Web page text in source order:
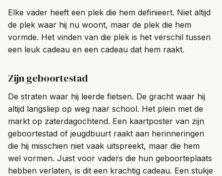
Elke vader heeft een plek die hem definieert. Niet altijd
de plek waar hij nu woont, maar de plek die hem
vormde. Het vinden van die plek is het verschil tussen
een leuk cadeau en een cadeau dat hem raakt.
Zijn geboortestad
De straten waar hij leerde fietsen. De gracht waar hij
altijd langsliep op weg naar school. Het plein met de
markt op zaterdagochtend. Een kaartposter van zijn
geboortestad of jeugdbuurt raakt aan herinneringen
die hij misschien niet vaak uitspreekt, maar die hem
wel vormen. Juist voor vaders die hun geboorteplaats
hebben verlaten, is dit een krachtig cadeau. Een stukje